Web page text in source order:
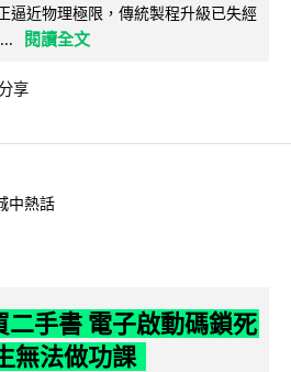
逼近物理極限，傳統製程升級已失經
閱讀全文
享
中熱話
二手書 電子啟動碼鎖死
無法做功課